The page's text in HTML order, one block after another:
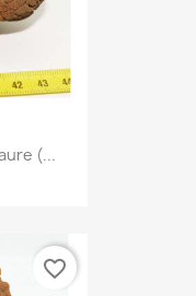
(...
favorite_border